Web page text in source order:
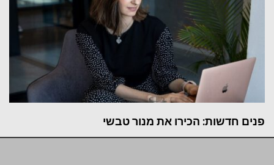
פנים חדשות: הכירו את מנור טבשי